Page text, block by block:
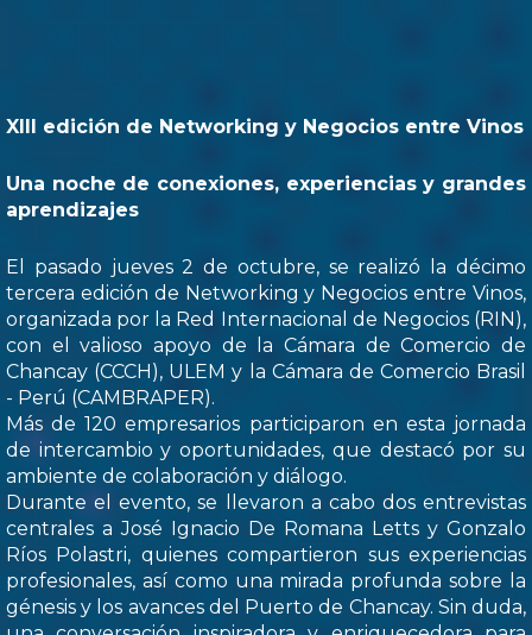
XIII edición de Networking y Negocios entre Vinos
Una noche de conexiones, experiencias y grandes
aprendizajes
El pasado jueves 2 de octubre, se realizó la décimo
tercera edición de Networking y Negocios entre Vinos,
organizada por la Red Internacional de Negocios (RIN),
con el valioso apoyo de la Cámara de Comercio de
Chancay (CCCH), ULEM y la Cámara de Comercio Brasil
- Perú (CAMBRAPER).
Más de 120 empresarios participaron en esta jornada
de intercambio y oportunidades, que destacó por su
ambiente de colaboración y diálogo.
Durante el evento, se llevaron a cabo dos entrevistas
centrales a José Ignacio De Romana Letts y Gonzalo
Ríos Polastri, quienes compartieron sus experiencias
profesionales, así como una mirada profunda sobre la
génesis y los avances del Puerto de Chancay. Sin duda,